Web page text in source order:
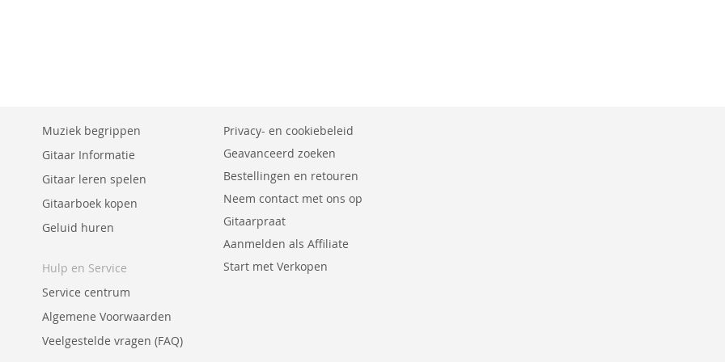
Muziek begrippen
Gitaar Informatie
Gitaar leren spelen
Gitaarboek kopen
Geluid huren
Hulp en Service
Service centrum
Algemene Voorwaarden
Veelgestelde vragen (FAQ)
Privacy- en cookiebeleid
Geavanceerd zoeken
Bestellingen en retouren
Neem contact met ons op
Gitaarpraat
Aanmelden als Affiliate
Start met Verkopen